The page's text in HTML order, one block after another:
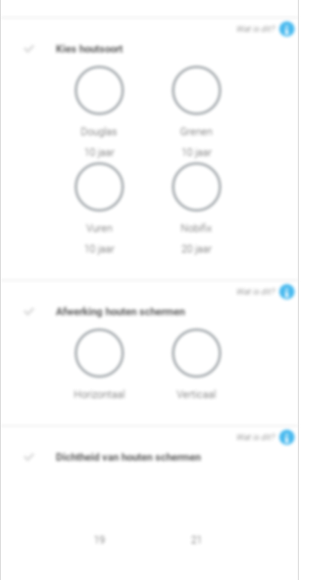
Wat is dit?
Kies houtsoort
Douglas
10 jaar
Grenen
10 jaar
Vuren
10 jaar
Nobifix
20 jaar
Wat is dit?
Afwerking houten schermen
Horizontaal Verticaal
Wat is dit?
Dichtheid van houten schermen
19